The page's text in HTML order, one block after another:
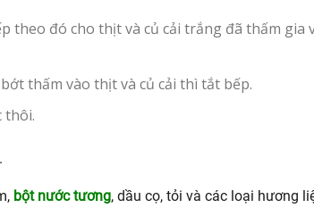
theo đó cho thịt và củ cải trắng đã thấm gia
thấm vào thịt và củ cải thì tắt bếp.
thôi.
bột nước tương, dầu cọ, tỏi và các loại hương